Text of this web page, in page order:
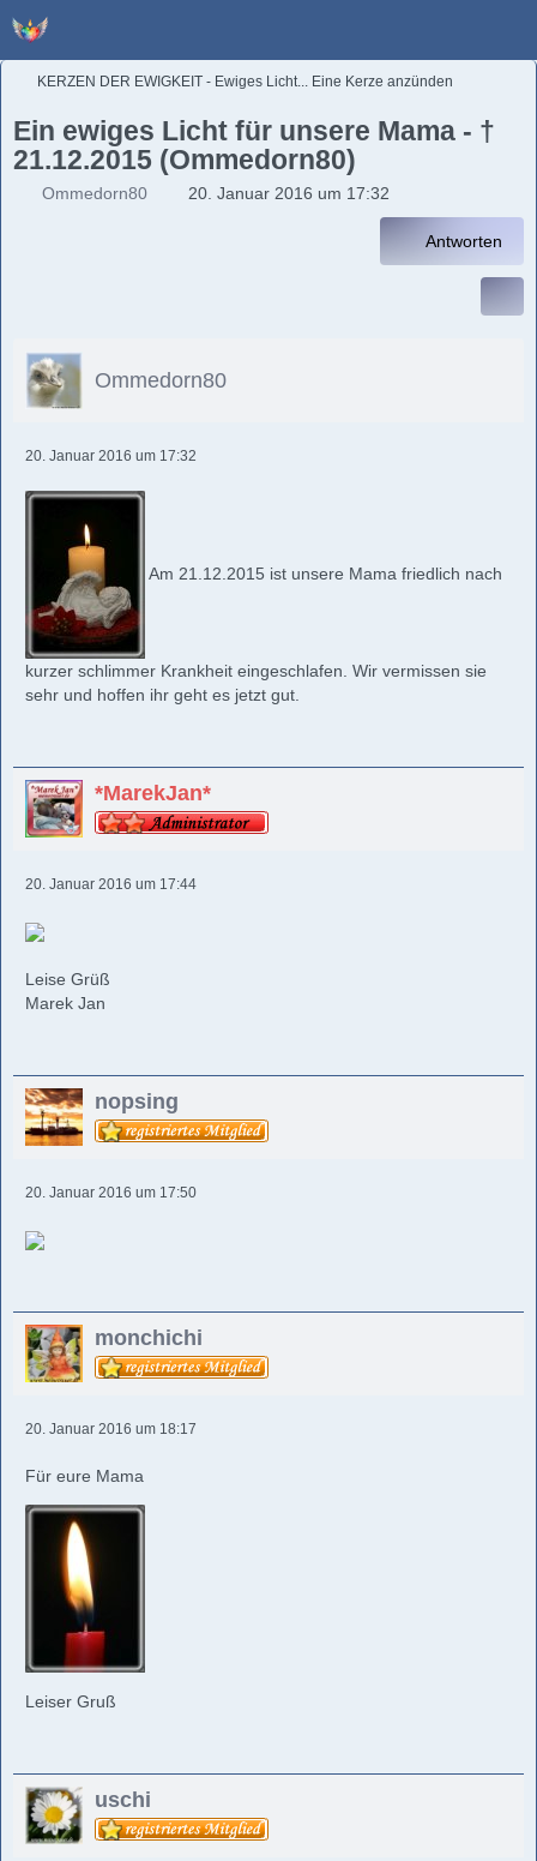
KERZEN DER EWIGKEIT - Ewiges Licht... Eine Kerze anzünden
Ein ewiges Licht für unsere Mama - †
21.12.2015 (Ommedorn80)
Ommedorn80 20. Januar 2016 um 17:32
Antworten
Ommedorn80
20. Januar 2016 um 17:32
Am 21.12.2015 ist unsere Mama friedlich nach
kurzer schlimmer Krankheit eingeschlafen. Wir vermissen sie
sehr und hoffen ihr geht es jetzt gut.
*MarekJan*
20. Januar 2016 um 17:44
Leise Grüß
Marek Jan
nopsing
20. Januar 2016 um 17:50
monchichi
20. Januar 2016 um 18:17
Für eure Mama
Leiser Gruß
uschi